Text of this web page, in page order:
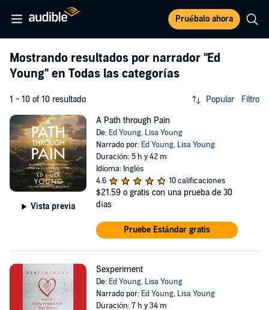
Pruébalo ahora
Mostrando resultados por narrador "Ed
Young" en Todas las categorías
1 - 10 of 10 resultado Popular Filtro
Vista previa
A Path through Pain
De: Ed Young, Lisa Young
Narrado por: Ed Young, Lisa Young
Duración: 5 h y 42 m
Idioma: Inglés
4.6
10 calificaciones
$21.59 o gratis con una prueba de 30
días
Pruebe Estándar gratis
Sexperiment
De: Ed Young, Lisa Young
Narrado por: Ed Young, Lisa Young
Duración: 7 h y 34 m